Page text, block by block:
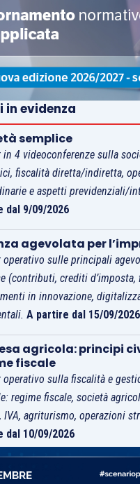
in evidenza
semplice
in 4 videoconferenze sulla
fiscalità diretta/indiretta,
e aspetti previdenziali/
dal 9/09/2026
agevolata per
operativo sulle principali
(contributi, crediti
in innovazione,
A partire dal 15/09/2026
agricola: principi
fiscale
operativo sulla fiscalità e
regime fiscale, società
IVA, agriturismo, operazioni
dal 10/09/2026